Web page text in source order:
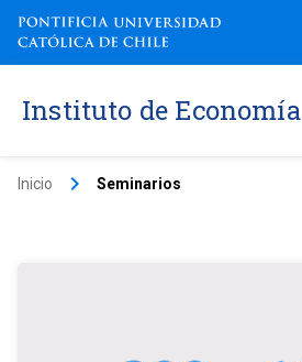
Instituto de Economía
Inicio keyboard_arrow_right Seminarios